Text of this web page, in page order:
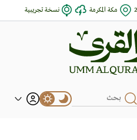
مكة المكرمة نسخة تجريبية